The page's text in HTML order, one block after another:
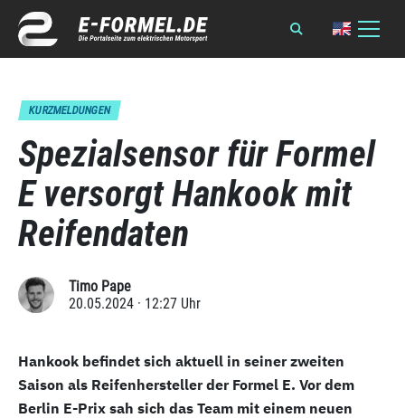
KURZMELDUNGEN
Spezialsensor für Formel
E versorgt Hankook mit
Reifendaten
Timo Pape
20.05.2024 · 12:27 Uhr
Hankook befindet sich aktuell in seiner zweiten
Saison als Reifenhersteller der Formel E. Vor dem
Berlin E-Prix sah sich das Team mit einem neuen